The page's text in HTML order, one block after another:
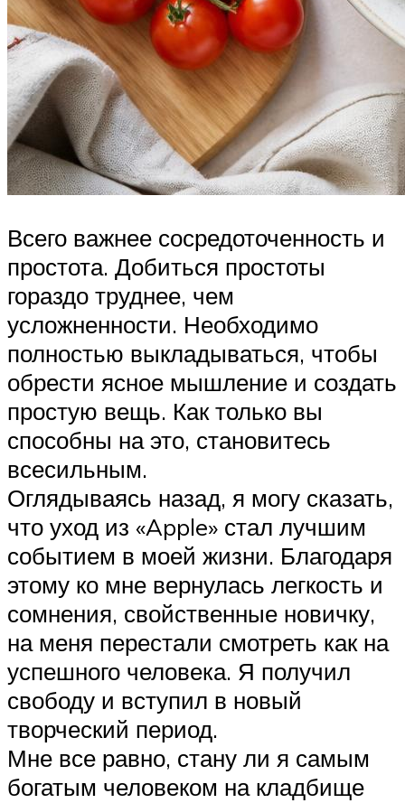
Всего важнее сосредоточенность и
простота. Добиться простоты
гораздо труднее, чем
усложненности. Необходимо
полностью выкладываться, чтобы
обрести ясное мышление и создать
простую вещь. Как только вы
способны на это, становитесь
всесильным.
Оглядываясь назад, я могу сказать,
что уход из «Apple» стал лучшим
событием в моей жизни. Благодаря
этому ко мне вернулась легкость и
сомнения, свойственные новичку,
на меня перестали смотреть как на
успешного человека. Я получил
свободу и вступил в новый
творческий период.
Мне все равно, стану ли я самым
богатым человеком на кладбище